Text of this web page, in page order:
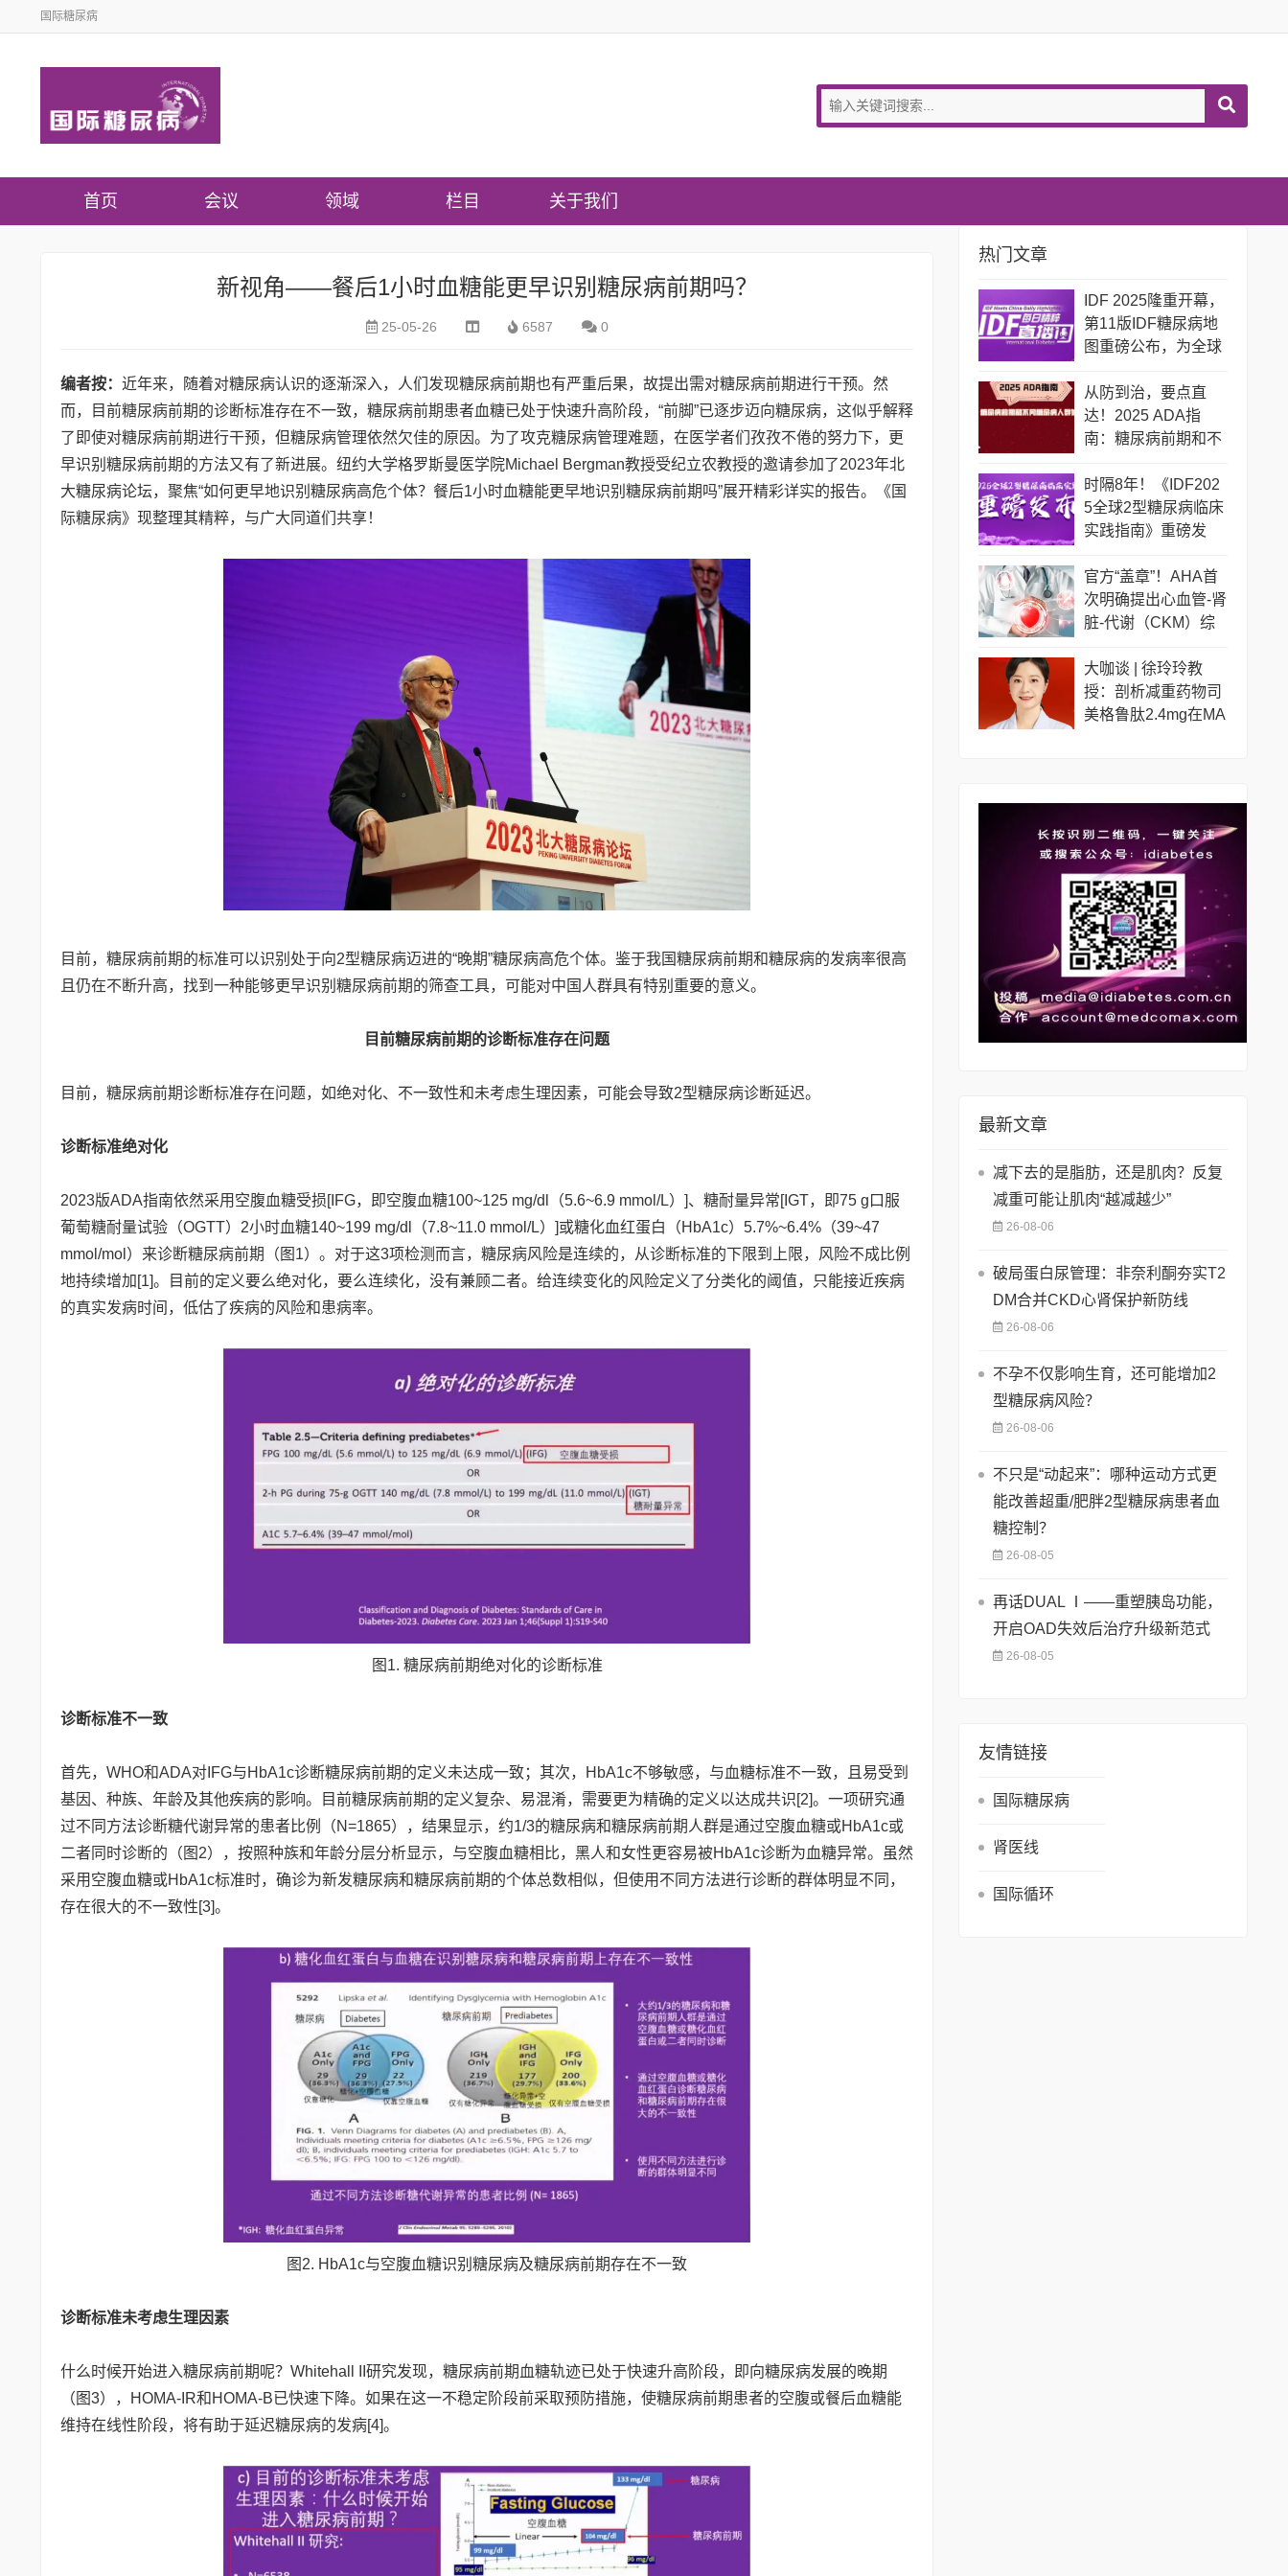
国际糖尿病
首页 会议 领域 栏目 关于我们
新视角——餐后1小时血糖能更早识别糖尿病前期吗？
25-05-26 6587 0
编者按： 近年来，随着对糖尿病认识的逐渐深入，人们发现糖尿病前期也有严重后果，故提出需对糖尿病前期进行干预。然
而，目前糖尿病前期的诊断标准存在不一致，糖尿病前期患者血糖已处于快速升高阶段，“前脚”已逐步迈向糖尿病，这似乎解释
了即使对糖尿病前期进行干预，但糖尿病管理依然欠佳的原因。为了攻克糖尿病管理难题，在医学者们孜孜不倦的努力下，更
早识别糖尿病前期的方法又有了新进展。纽约大学格罗斯曼医学院Michael Bergman教授受纪立农教授的邀请参加了2023年北
大糖尿病论坛，聚焦“如何更早地识别糖尿病高危个体？餐后1小时血糖能更早地识别糖尿病前期吗”展开精彩详实的报告。《国
际糖尿病》现整理其精粹，与广大同道们共享！
目前，糖尿病前期的标准可以识别处于向2型糖尿病迈进的“晚期”糖尿病高危个体。鉴于我国糖尿病前期和糖尿病的发病率很高
且仍在不断升高，找到一种能够更早识别糖尿病前期的筛查工具，可能对中国人群具有特别重要的意义。
目前糖尿病前期的诊断标准存在问题
目前，糖尿病前期诊断标准存在问题，如绝对化、不一致性和未考虑生理因素，可能会导致2型糖尿病诊断延迟。
诊断标准绝对化
2023版ADA指南依然采用空腹血糖受损[IFG，即空腹血糖100~125 mg/dl（5.6~6.9 mmol/L）]、糖耐量异常[IGT，即75 g口服
葡萄糖耐量试验（OGTT）2小时血糖140~199 mg/dl（7.8~11.0 mmol/L）]或糖化血红蛋白（HbA1c）5.7%~6.4%（39~47
mmol/mol）来诊断糖尿病前期（图1）。对于这3项检测而言，糖尿病风险是连续的，从诊断标准的下限到上限，风险不成比例
地持续增加[1]。目前的定义要么绝对化，要么连续化，没有兼顾二者。给连续变化的风险定义了分类化的阈值，只能接近疾病
的真实发病时间，低估了疾病的风险和患病率。
图1. 糖尿病前期绝对化的诊断标准
诊断标准不一致
首先，WHO和ADA对IFG与HbA1c诊断糖尿病前期的定义未达成一致；其次，HbA1c不够敏感，与血糖标准不一致，且易受到
基因、种族、年龄及其他疾病的影响。目前糖尿病前期的定义复杂、易混淆，需要更为精确的定义以达成共识[2]。一项研究通
过不同方法诊断糖代谢异常的患者比例（N=1865），结果显示，约1/3的糖尿病和糖尿病前期人群是通过空腹血糖或HbA1c或
二者同时诊断的（图2），按照种族和年龄分层分析显示，与空腹血糖相比，黑人和女性更容易被HbA1c诊断为血糖异常。虽然
采用空腹血糖或HbA1c标准时，确诊为新发糖尿病和糖尿病前期的个体总数相似，但使用不同方法进行诊断的群体明显不同，
存在很大的不一致性[3]。
图2. HbA1c与空腹血糖识别糖尿病及糖尿病前期存在不一致
诊断标准未考虑生理因素
什么时候开始进入糖尿病前期呢？Whitehall II研究发现，糖尿病前期血糖轨迹已处于快速升高阶段，即向糖尿病发展的晚期
（图3），HOMA-IR和HOMA-B已快速下降。如果在这一不稳定阶段前采取预防措施，使糖尿病前期患者的空腹或餐后血糖能
维持在线性阶段，将有助于延迟糖尿病的发病[4]。
热门文章
IDF 2025隆重开幕，
第11版IDF糖尿病地
图重磅公布，为全球
钟！
从防到治，要点直
达！2025 ADA指
南：糖尿病前期和不
理？
时隔8年！《IDF202
5全球2型糖尿病临床
实践指南》重磅发
官方“盖章”！AHA首
次明确提出心血管-肾
脏-代谢（CKM）综
大咖谈 | 徐玲玲教
授：剖析减重药物司
美格鲁肽2.4mg在MA
最新文章
减下去的是脂肪，还是肌肉？反复
减重可能让肌肉“越减越少”
26-08-06
破局蛋白尿管理：非奈利酮夯实T2
DM合并CKD心肾保护新防线
26-08-06
不孕不仅影响生育，还可能增加2
型糖尿病风险？
26-08-06
不只是“动起来”：哪种运动方式更
能改善超重/肥胖2型糖尿病患者血
糖控制？
26-08-05
再话DUAL Ⅰ——重塑胰岛功能，
开启OAD失效后治疗升级新范式
26-08-05
友情链接
国际糖尿病
肾医线
国际循环